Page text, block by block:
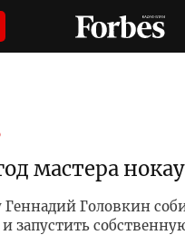
мастера
Геннадий Головкин
запустить